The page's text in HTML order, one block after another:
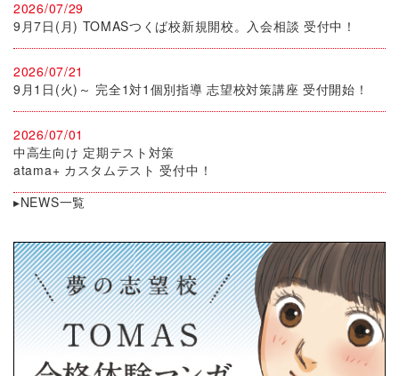
2026/07/29
9月7日(月) TOMASつくば校新規開校。入会相談 受付中！
2026/07/21
9月1日(火)～ 完全1対1個別指導 志望校対策講座 受付開始！
2026/07/01
中高生向け 定期テスト対策
atama+ カスタムテスト 受付中！
▸NEWS一覧